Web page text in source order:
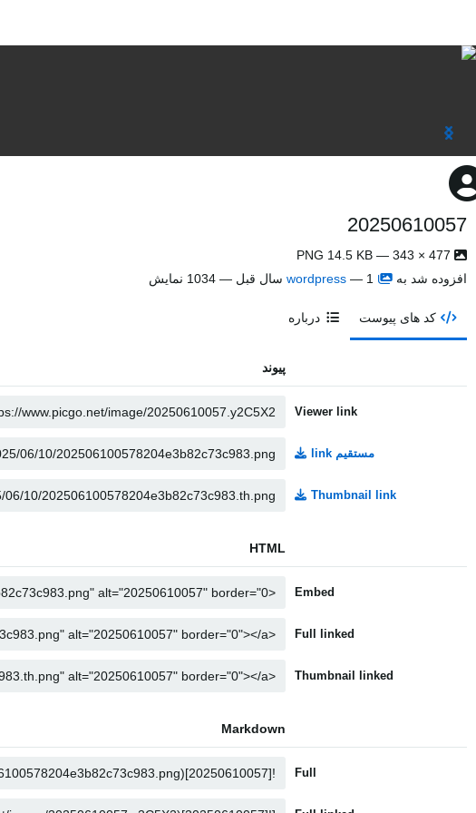
20250610057
افزوده شد به
wordpress — 1 سال قبل — 1034 نمایش
کد های پیوست درباره
پیوند
Viewer link
مستقیم link
Thumbnail link
HTML
Embed
Full linked
Thumbnail linked
Markdown
Full